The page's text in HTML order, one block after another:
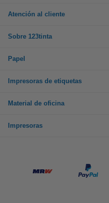
Atención al cliente
Sobre 123tinta
Papel
Impresoras de etiquetas
Material de oficina
Impresoras